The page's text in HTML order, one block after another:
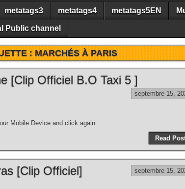
metatags3 metatags4 metatags5EN
Public channel
:MARCHÉS À PARIS
[Clip Officiel B.O Taxi 5 ]
septembre 15,
Mobile Device and click again
Read
[Clip Officiel] septembre 15,